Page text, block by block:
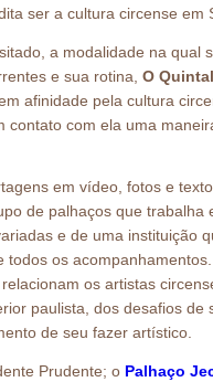
ser a cultura circense em
a modalidade na qual
e sua rotina, O
afinidade pela cultura
com ela uma
em vídeo, fotos e
de palhaços que trabalha
e de uma instituição
os
os artistas
paulista, dos desafios de
de seu fazer artístico.
Prudente; o Palhaço